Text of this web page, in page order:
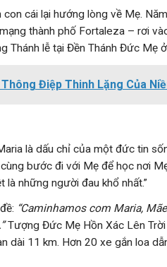
cái lại hướng lòng về Mẹ.
thành phố Fortaleza – rơi
lễ tại Đền Thánh Đức Mẹ ở
Điệp Thinh Lặng Của
là dấu chỉ của một đức tin
bước đi với Mẹ để học nơi
là những người đau khổ nhất.”
“Caminhamos com Maria,
Tượng Đức Mẹ Hồn Xác Lên
dài 11 km. Hơn 20 xe gắn loa